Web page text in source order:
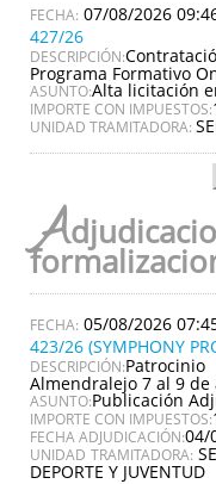
07/08/2026
427/26
DESCRIPCIÓN:
Programa Formativo
ASUNTO:Alta licitación
IMPORTE CON IMPUESTOS:
UNIDAD TRAMITADORA:
A
05/08/2026
423/26 (SYMPHONY
DESCRIPCIÓN:
Almendralejo 7 al 9 de
ASUNTO:Publicación
IMPORTE CON IMPUESTOS:
FECHA ADJUDICACIÓN:04/
UNIDAD TRAMITADORA:
DEPORTE Y JUVENTUD